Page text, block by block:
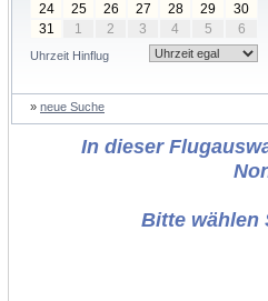
24
25 26 27 28 29
30
31
1 2 3 4 5 6
Uhrzeit Hinflug
» neue Suche
In dieser
Bitte wählen